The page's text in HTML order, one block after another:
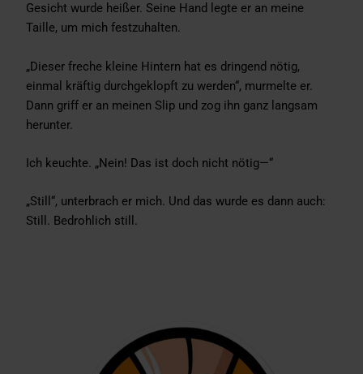
Gesicht wurde heißer. Seine Hand legte er an meine
Taille, um mich festzuhalten.
„Dieser freche kleine Hintern hat es dringend nötig,
einmal kräftig durchgeklopft zu werden“, murmelte er.
Dann griff er an meinen Slip und zog ihn ganz langsam
herunter.
Ich keuchte. „Nein! Das ist doch nicht nötig—“
„Still“, unterbrach er mich. Und das wurde es dann auch:
Still. Bedrohlich still.